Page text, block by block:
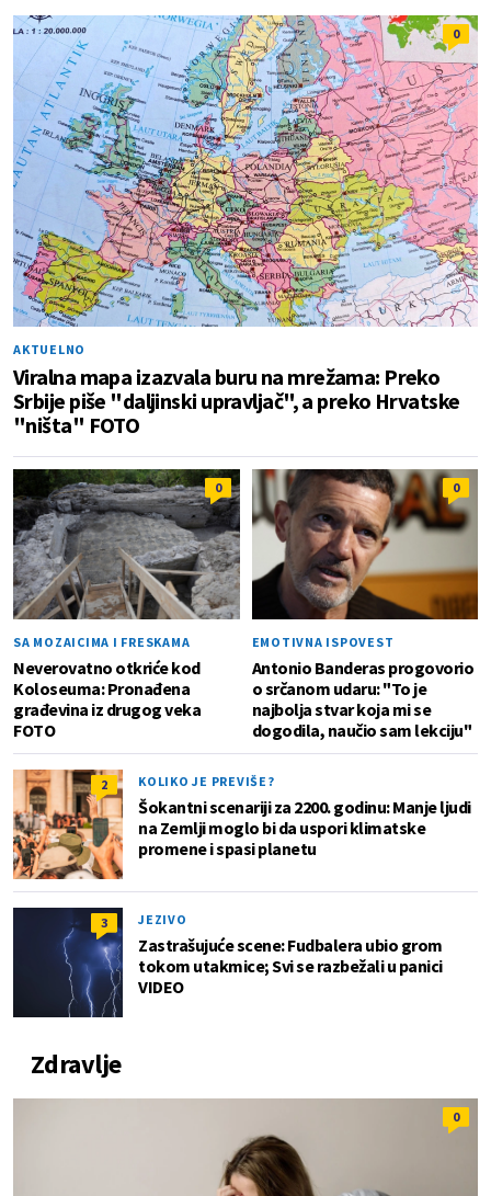
0
AKTUELNO
Viralna mapa izazvala buru na mrežama: Preko
Srbije piše "daljinski upravljač", a preko Hrvatske
"ništa" FOTO
0
SA MOZAICIMA I FRESKAMA
Neverovatno otkriće kod
Koloseuma: Pronađena
građevina iz drugog veka
FOTO
0
EMOTIVNA ISPOVEST
Antonio Banderas progovorio
o srčanom udaru: "To je
najbolja stvar koja mi se
dogodila, naučio sam lekciju"
2 KOLIKO JE PREVIŠE?
Šokantni scenariji za 2200. godinu: Manje ljudi
na Zemlji moglo bi da uspori klimatske
promene i spasi planetu
3 JEZIVO
Zastrašujuće scene: Fudbalera ubio grom
tokom utakmice; Svi se razbežali u panici
VIDEO
Zdravlje
0